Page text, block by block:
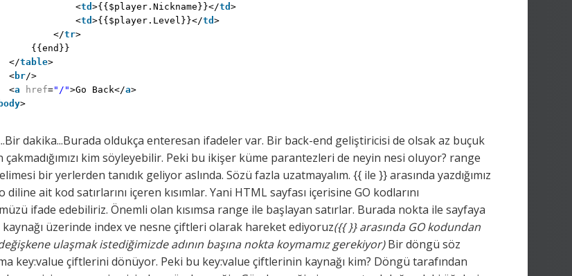
<td >{{$player.Nickname}}</td >
<td >{{$player.Level}}</td >
</tr>
{{end}}
</table>
<br/>
<a href="/">Go Back</a>
body>
dakika...Burada oldukça enteresan ifadeler var. Bir back-end geliştiricisi de olsak az buçuk
çakmadığımızı kim söyleyebilir. Peki bu ikişer küme parantezleri de neyin nesi oluyor? range
bir yerlerden tanıdık geliyor aslında. Sözü fazla uzatmayalım. {{ ile }} arasında yazdığımız
diline ait kod satırlarını içeren kısımlar. Yani HTML sayfası içerisine GO kodlarını
ifade edebiliriz. Önemli olan kısımsa range ile başlayan satırlar. Burada nokta ile sayfaya
üzerinde index ve nesne çiftleri olarak hareket ediyoruz({{ }} arasında GO kodundan
ulaşmak istediğimizde adının başına nokta koymamız gerekiyor)Bir döngü söz
key:value çiftlerini dönüyor. Peki bu key:value çiftlerinin kaynağı kim? Döngü tarafından